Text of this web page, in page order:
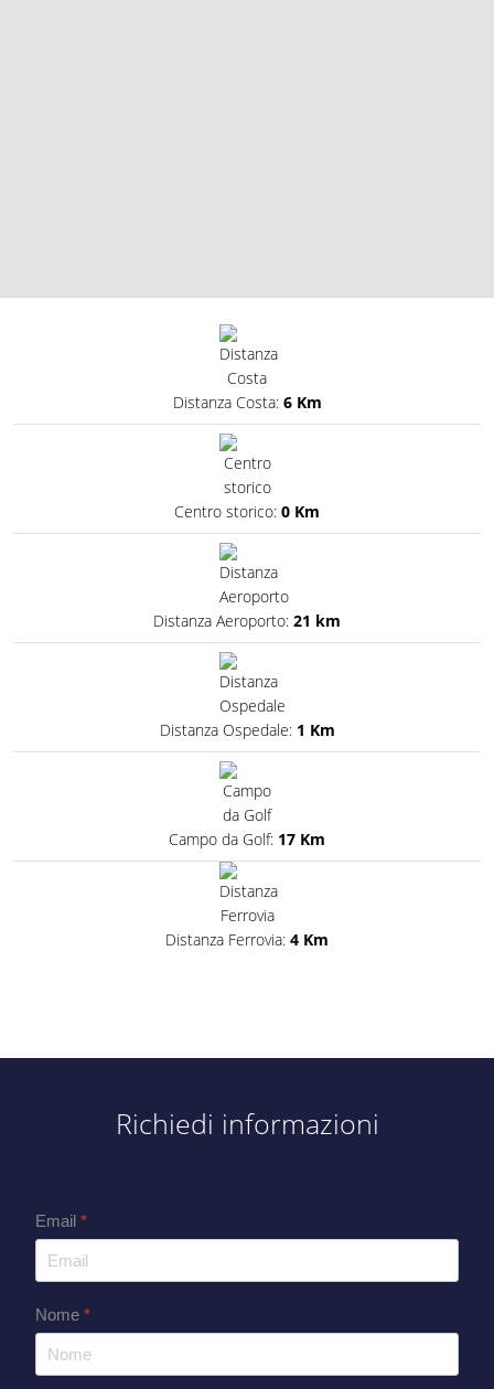
Distanza Costa: 6 Km
Centro storico: 0 Km
Distanza Aeroporto: 21 km
Distanza Ospedale: 1 Km
Campo da Golf: 17 Km
Distanza Ferrovia: 4 Km
Richiedi informazioni
Email *
Nome *